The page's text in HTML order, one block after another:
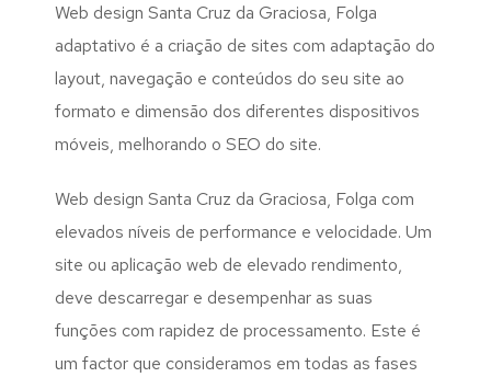
Web design Santa Cruz da Graciosa, Folga
adaptativo é a criação de sites com adaptação do
layout, navegação e conteúdos do seu site ao
formato e dimensão dos diferentes dispositivos
móveis, melhorando o SEO do site.
Web design Santa Cruz da Graciosa, Folga com
elevados níveis de performance e velocidade. Um
site ou aplicação web de elevado rendimento,
deve descarregar e desempenhar as suas
funções com rapidez de processamento. Este é
um factor que consideramos em todas as fases